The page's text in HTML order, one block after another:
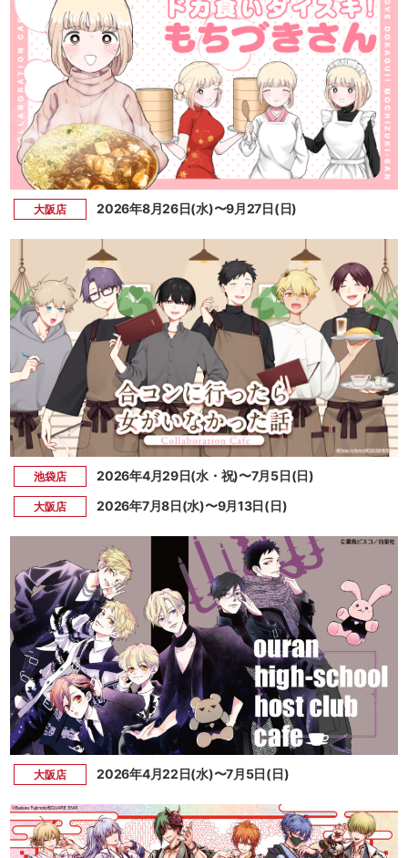
大阪店 2026年8月26日(水)〜9月27日(日)
池袋店 2026年4月29日(水・祝)〜7月5日(日)
大阪店 2026年7月8日(水)〜9月13日(日)
大阪店 2026年4月22日(水)〜7月5日(日)